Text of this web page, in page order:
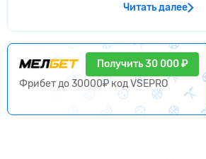
Читать далее
Получить 30 000 ₽
Фрибет до 30000₽ код VSEPRO